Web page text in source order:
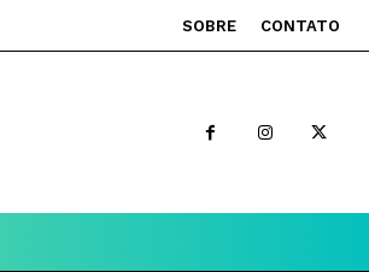
SOBRE CONTATO